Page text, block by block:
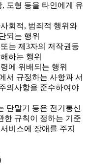
, 도형 등을 타인에게 유
회적, 범죄적 행위와
되는 행위
는 제3자의 저작권등
하는 행위
에 위배되는 행위
서 규정하는 사항과 서
의사항을 준수하여야
단말기 등은 전기통신
한 규칙이 정하는 기준
비스에 장애를 주지